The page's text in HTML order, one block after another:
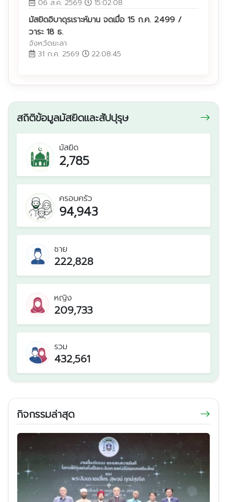
เพชรบุรี
06 ส.ค. 2569
15:02:08
มัสยิดอิบาดุรเราะห์มาน จดเมื่อ 15 ก.ค. 2499 /
วาระ 18 ธ.
จังหวัดยะลา
31 ก.ค. 2569
22:08:45
สถิติข้อมูลมัสยิดและสัปปุรุษ
มัสยิด
2,785
ครอบครัว
94,943
ชาย
222,828
หญิง
209,733
รวม
432,561
กิจกรรมล่าสุด